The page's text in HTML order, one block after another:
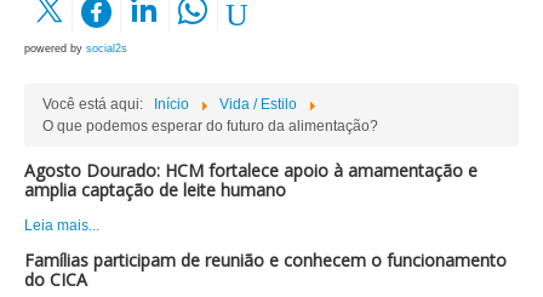
powered by social2s
Você está aqui: Início
Vida / Estilo
O que podemos esperar do futuro da alimentação?
Agosto Dourado: HCM fortalece apoio à amamentação e
amplia captação de leite humano
Leia mais...
Famílias participam de reunião e conhecem o funcionamento
do CICA